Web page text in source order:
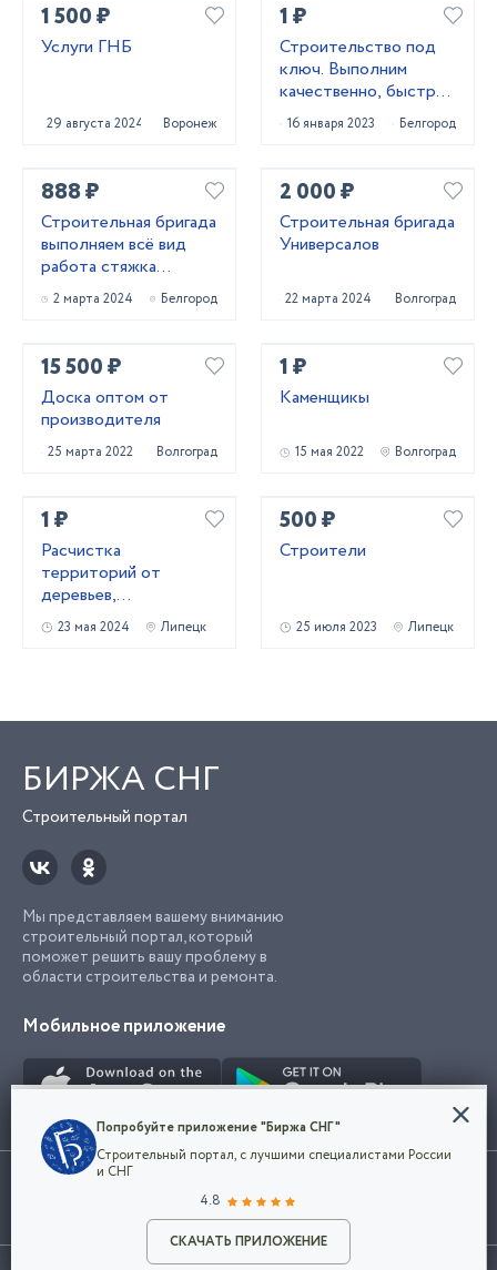
Разместить объявление
1 500 ₽
Услуги ГНБ
29 августа 2024 Воронеж
1 ₽
Строительство под
ключ. Выполним
качественно, быстро,
подскажем лучшее!
16 января 2023 Белгород
888 ₽
Строительная бригада
выполняем всё вид
работа стяжка
короед фасад
штукатурк
2 марта 2024 Белгород
2 000 ₽
Строительная бригада
Универсалов
22 марта 2024 Волгоград
15 500 ₽
Доска оптом от
производителя
25 марта 2022 Волгоград
1 ₽
Каменщикы
15 мая 2022 Волгоград
1 ₽
Расчистка
территорий от
деревьев,
кустарников и корней
23 мая 2024 Липецк
500 ₽
Строители
25 июля 2023 Липецк
БИРЖА СНГ
Строительный портал
Мы представляем вашему вниманию
строительный портал, который
поможет решить вашу проблему в
области строительства и ремонта.
Мобильное приложение
Использование сайта, в том числе подача объявлений, означает
марки представленные на сайте являются собственностью их
©2026Биржа СНГ
Конфиденциальность
Мы используем файлы cookie, чтобы сделать
наш сайт удобным для каждого
Политикой конфиденциальности компании
и принимаете условия использования cookie.
Попробуйте приложение "Биржа СНГ"
Строительный портал, с лучшими специалистами России
и СНГ
4.8
СКАЧАТЬ ПРИЛОЖЕНИЕ